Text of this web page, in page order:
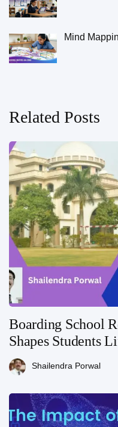
Mind
Related Posts
Boarding School
Shapes Students
Shailendra Porwal